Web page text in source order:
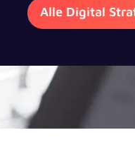
Alle Digital